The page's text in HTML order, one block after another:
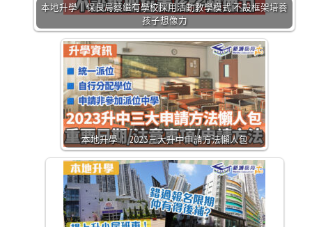
本地升學｜保良局蔡繼有學校採用活動教學模式 不設框架培養
孩子想像力
本地升學｜ 2023三大升中申請方法懶人包